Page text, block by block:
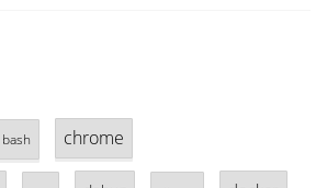
bash chrome